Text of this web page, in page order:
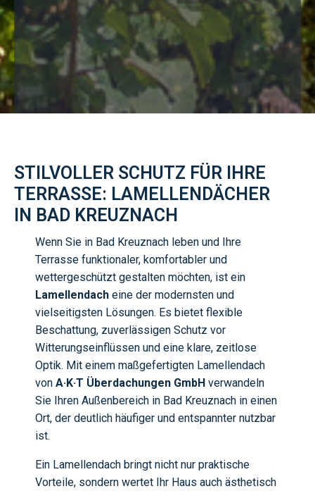
STILVOLLER SCHUTZ FÜR IHRE
TERRASSE: LAMELLENDÄCHER
IN BAD KREUZNACH
Wenn Sie in Bad Kreuznach leben und Ihre
Terrasse funktionaler, komfortabler und
wettergeschützt gestalten möchten, ist ein
Lamellendach eine der modernsten und
vielseitigsten Lösungen. Es bietet flexible
Beschattung, zuverlässigen Schutz vor
Witterungseinflüssen und eine klare, zeitlose
Optik. Mit einem maßgefertigten Lamellendach
von A·K·T Überdachungen GmbH verwandeln
Sie Ihren Außenbereich in Bad Kreuznach in einen
Ort, der deutlich häufiger und entspannter nutzbar
ist.
Ein Lamellendach bringt nicht nur praktische
Vorteile, sondern wertet Ihr Haus auch ästhetisch